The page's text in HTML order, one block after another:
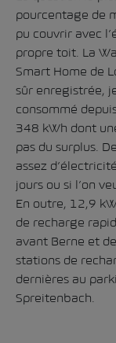
pourcentage de
pu couvrir avec
propre toit. La
Smart Home de
sûr enregistrée,
consommé
348 kWh dont
pas du surplus.
assez
jours ou si l’on
En outre, 12,9
de recharge
avant Berne et
stations de
dernières au
Spreitenbach.